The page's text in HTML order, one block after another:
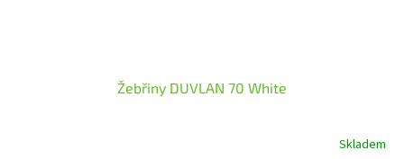
Žebřiny DUVLAN 70 White
Skladem